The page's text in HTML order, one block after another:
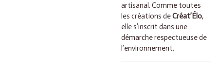
artisanal. Comme toutes
les créations deCréat’Élo,
elle s’inscrit dans une
démarche respectueuse de
l’environnement.